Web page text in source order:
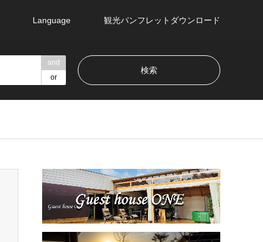
Language 観光パンフレットダウンロード
and
or